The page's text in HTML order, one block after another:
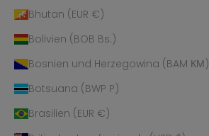
Bhutan (EUR €)
Bolivien (BOB Bs.)
Bosnien und Herzegowina (BAM КМ)
Botsuana (BWP P)
Brasilien (EUR €)